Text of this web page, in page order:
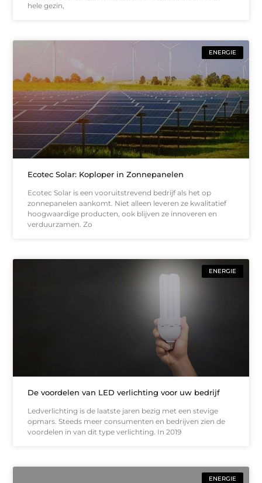
hele gezin,
ENERGIE
Ecotec Solar: Koploper in Zonnepanelen
Ecotec Solar is een vooruitstrevend bedrijf als het op
zonnepanelen aankomt. Niet alleen leveren ze kwalitatief
hoogwaardige producten, ook blijven ze innoveren en
verduurzamen. Zo
ENERGIE
De voordelen van LED verlichting voor uw bedrijf
Ledverlichting is de laatste jaren bezig met een stevige
opmars. Steeds meer consumenten en bedrijven zien de
voordelen in van dit type verlichting. In 2019
ENERGIE